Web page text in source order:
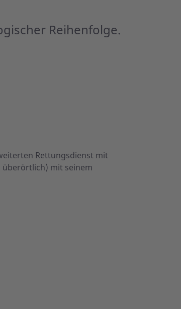
Reihenfolge.
Rettungsdienst mit
mit seinem